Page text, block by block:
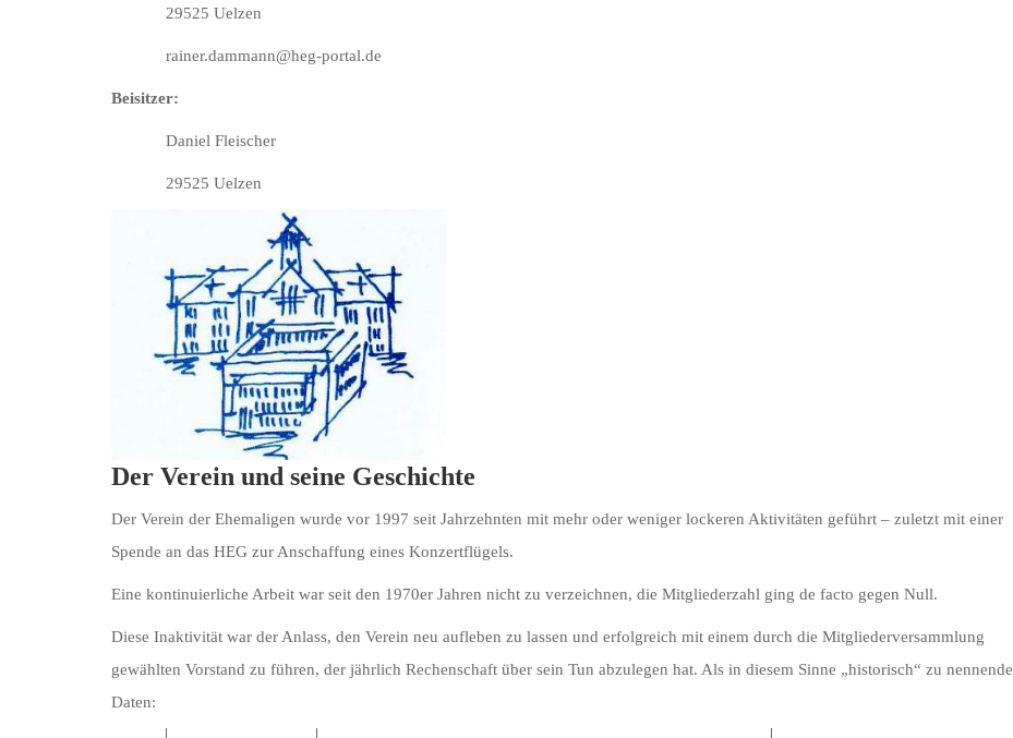
29525 Uelzen
rainer.dammann@heg-portal.de
Beisitzer:
Daniel Fleischer
29525 Uelzen
Der Verein und seine Geschichte
Der Verein der Ehemaligen wurde vor 1997 seit Jahrzehnten mit mehr oder weniger lockeren Aktivitäten geführt – zuletzt mit einer
Spende an das HEG zur Anschaffung eines Konzertflügels.
Eine kontinuierliche Arbeit war seit den 1970er Jahren nicht zu verzeichnen, die Mitgliederzahl ging de facto gegen Null.
Diese Inaktivität war der Anlass, den Verein neu aufleben zu lassen und erfolgreich mit einem durch die Mitgliederversammlung
gewählten Vorstand zu führen, der jährlich Rechenschaft über sein Tun abzulegen hat. Als in diesem Sinne „historisch“ zu nennende
Daten: